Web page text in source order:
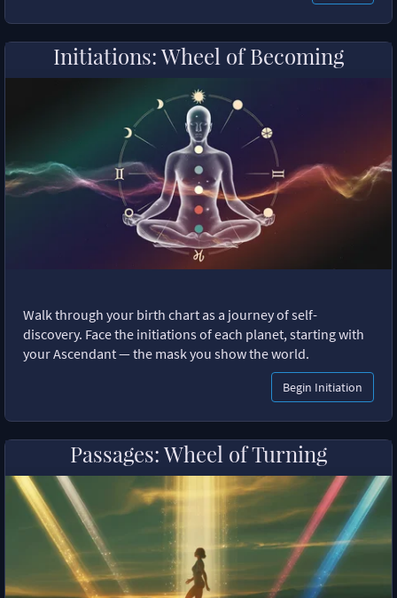
Initiations: Wheel of Becoming
Walk through your birth chart as a journey of self-
discovery. Face the initiations of each planet, starting with
your Ascendant — the mask you show the world.
Begin Initiation
Passages: Wheel of Turning